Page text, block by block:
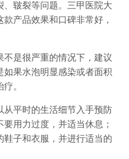
皲裂等问题。三甲医院大
产品效果和口碑非常好，
是很严重的情况下，建议
如果水泡明显感染或者面积
。
从平时的生活细节入手预防
用力过度，并适当休息；
子和衣服，并进行适当的